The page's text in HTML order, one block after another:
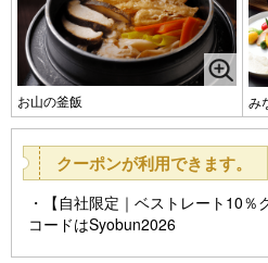
お山の釜飯 み
クーポンが利用できます。
【自社限定｜ベストレート10
コードはSyobun2026